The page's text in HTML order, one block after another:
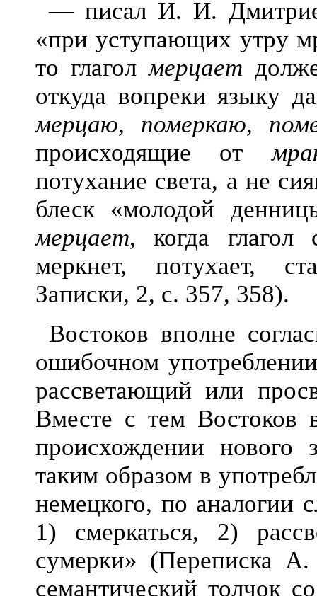
— писал И. И.
«при уступающих утру
то глаголмерцает
откуда вопреки языку
мерцаю, померкаю,
происходящие от
потухание света, а не
блеск «молодой
мерцает, когда глагол
меркнет, потухает,
Записки, 2, с. 357, 358).
Востоков вполне
ошибочном
рассветающий или
Вместе с тем Востоков
происхождении нового
таким образом в
немецкого, по аналогии
1) смеркаться, 2)
сумерки» (Переписка
семантический толчок